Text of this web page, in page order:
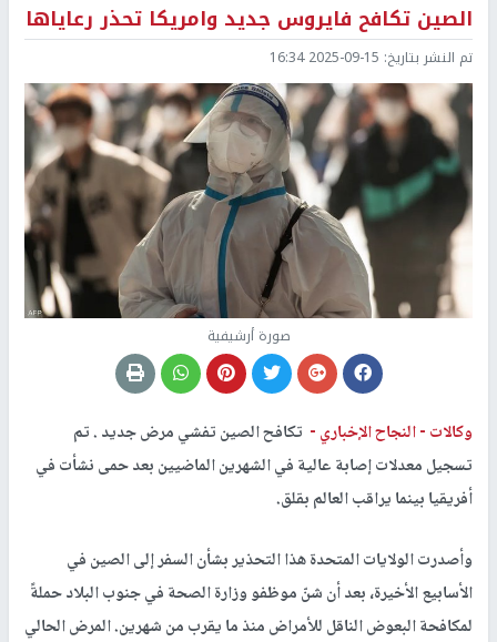
الصين تكافح فايروس جديد وامريكا تحذر رعاياها
تم النشر بتاريخ: 2025-09-15 16:34
صورة أرشيفية
وكالات -النجاح الإخباري - تكافح الصين تفشي مرض جديد . تم
تسجيل معدلات إصابة عالية في الشهرين الماضيين بعد حمى نشأت في
أفريقيا بينما يراقب العالم بقلق.
وأصدرت الولايات المتحدة هذا التحذير بشأن السفر إلى الصين في
الأسابيع الأخيرة، بعد أن شنّ موظفو وزارة الصحة في جنوب البلاد حملةً
لمكافحة البعوض الناقل للأمراض منذ ما يقرب من شهرين. المرض الحالي